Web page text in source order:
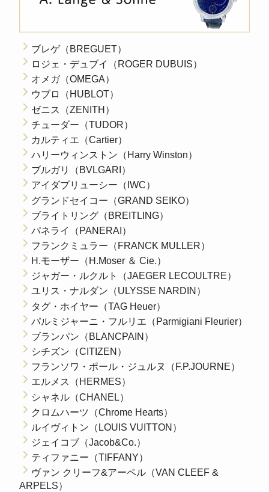
ブレゲ（BREGUET）
ロジェ・デュブイ（ROGER DUBUIS）
オメガ（OMEGA）
ウブロ（HUBLOT）
ゼニス（ZENITH）
チューダー（TUDOR）
カルティエ（Cartier）
ハリーウィンストン（Harry Winston）
ブルガリ（BVLGARI）
アイダブリューシー（IWC）
グランドセイコー（GRAND SEIKO）
ブライトリング（BREITLING）
パネライ（PANERAI）
フランクミュラー（FRANCK MULLER）
H.モーザー（H.Moser ＆ Cie.）
ジャガー・ルクルト（JAEGER LECOULTRE）
ユリス・ナルダン（ULYSSE NARDIN）
タグ・ホイヤー（TAG Heuer）
パルミジャーニ・フルリエ（Parmigiani Fleurier）
ブランパン（BLANCPAIN）
シチズン（CITIZEN）
フランソワ・ポール・ジュルヌ（F.P.JOURNE）
エルメス（HERMES）
シャネル（CHANEL）
クロムハーツ（Chrome Hearts）
ルイヴィトン（LOUIS VUITTON）
ジェイコブ（Jacob&Co.）
ティファニー（TIFFANY）
ヴァン クリーフ&アーペル（VAN CLEEF &
ARPELS）